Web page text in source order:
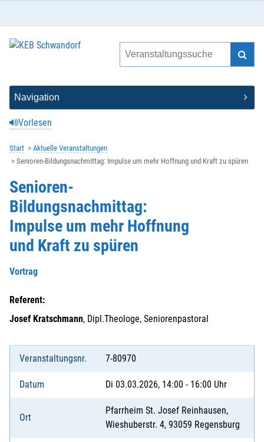
Vorlesen
Start
Aktuelle Veranstaltungen
Senioren-Bildungsnachmittag: Impulse um mehr Hoffnung und Kraft zu spüren
Senioren-
Bildungsnachmittag:
Impulse um mehr Hoffnung
und Kraft zu spüren
Vortrag
Referent:
Josef Kratschmann, Dipl.Theologe, Seniorenpastoral
Veranstaltungsnr. 7-80970
Datum Di 03.03.2026, 14:00 - 16:00 Uhr
Ort
Pfarrheim St. Josef Reinhausen,
Wieshuberstr. 4, 93059 Regensburg